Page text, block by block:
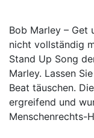
Bob Marley – Get
nicht vollständig
Stand Up Song
Marley. Lassen
Beat täuschen.
ergreifend und
Menschenrechts-